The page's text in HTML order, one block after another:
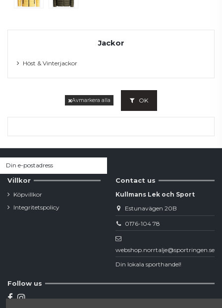
Jackor
Höst & Vinterjackor
Avmarkera alla OK
Villkor
Köpvillkor
Integritetspolicy
Contact us
Kullmans Lek och Sport
Estunavägen 20B
0176-104 78
webshop.norrtalje@sportringen.se
Din lokala sporthandel!
Follow us